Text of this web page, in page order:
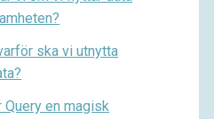
ska vi utnytta
Query en magisk